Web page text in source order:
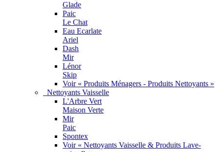
Glade
Paic
Le Chat
Eau Ecarlate
Ariel
Dash
Mir
Lénor
Skip
Voir « Produits Ménagers - Produits Nettoyants »
Nettoyants Vaisselle
L'Arbre Vert
Maison Verte
Mir
Paic
Spontex
Voir « Nettoyants Vaisselle & Produits Lave-